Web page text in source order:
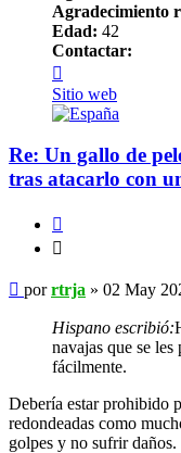
Agradecimiento
Edad: 42
Contactar:
rtrja
Sitio web
Re: Un gallo de
tras atacarlo con
Mensaje
porrtrja » 02 May
Hispano escribió:
navajas que se
fácilmente.
Debería estar prohibido
redondeadas como
golpes y no sufrir daños.